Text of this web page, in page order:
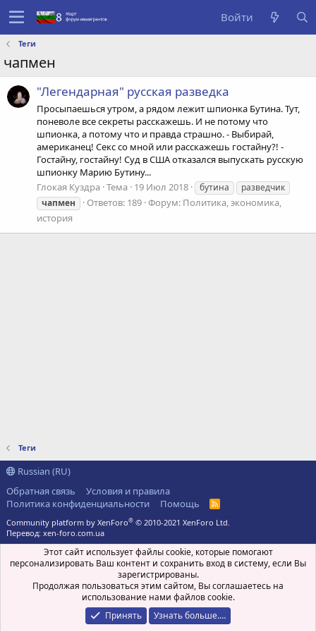
Войти
Теги
чапмен
"Легендарная" русская разведка
Просыпаешься утром, а рядом лежит шпионка Бутина. Тут,
поневоле все секреты расскажешь. И не потому что
шпионка, а потому что и правда страшно. - Выбирай,
американец! Секс со мной или расскажешь гостайну?! -
Гостайну, гостайну! Суд в США отказался выпускать русскую
шпионку Марию Бутину...
Глокая Куздра Тема 19 Июл 2018 бутина
разведчик
чапмен
Ответов: 189 Форум: Политика, экономика,
история
Теги
Russian (RU)
Обратная связь
Условия и правила
Политика конфиденциальности
Помощь
R
S
Community platform by XenForo® © 2010-2021 XenForo Ltd.
Перевод: xen-foro.com.ua
Этот сайт использует файлы cookie, которые помогают
персонализировать Ваш контент и сохранить вход в систему, если Вы
зарегистрированы.
Продолжая пользоваться этим сайтом, Вы соглашаетесь на
использование нами файлов cookie.
Принять
Узнать больше.…